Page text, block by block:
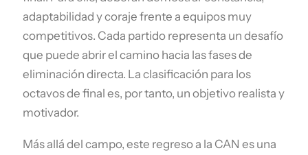
adaptabilidad y coraje frente a equipos muy
competitivos. Cada partido representa un desafío
que puede abrir el camino hacia las fases de
eliminación directa. La clasificación para los
octavos de final es, por tanto, un objetivo realista y
motivador.
Más allá del campo, este regreso a la CAN es una